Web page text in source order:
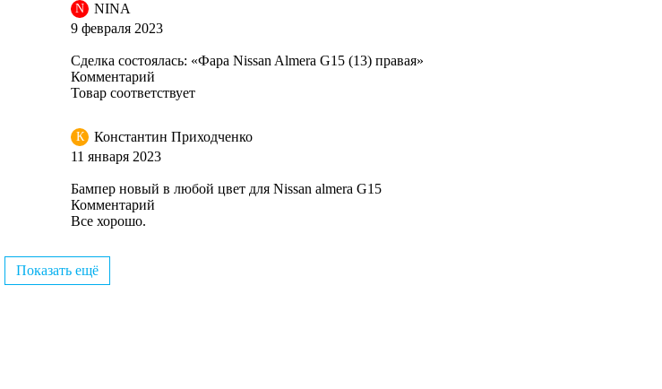
N
NINA
9 февраля 2023
Сделка состоялась: «Фара Nissan Almera G15 (13) правая»
Комментарий
Товар соответствует
К
Константин Приходченко
11 января 2023
Бампер новый в любой цвет для Nissan almera G15
Комментарий
Все хорошо.
Показать ещё